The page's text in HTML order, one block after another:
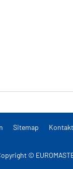
Sitemap Kontakt
©